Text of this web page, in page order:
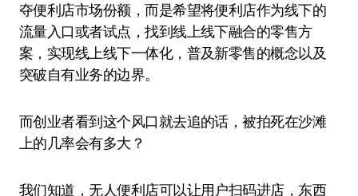
夺便利店市场份额，而是希望将便利店作为线下的
流量入口或者试点，找到线上线下融合的零售方
案，实现线上线下一体化，普及新零售的概念以及
突破自有业务的边界。
而创业者看到这个风口就去追的话，被拍死在沙滩
上的几率会有多大？
我们知道，无人便利店可以让用户扫码进店，东西